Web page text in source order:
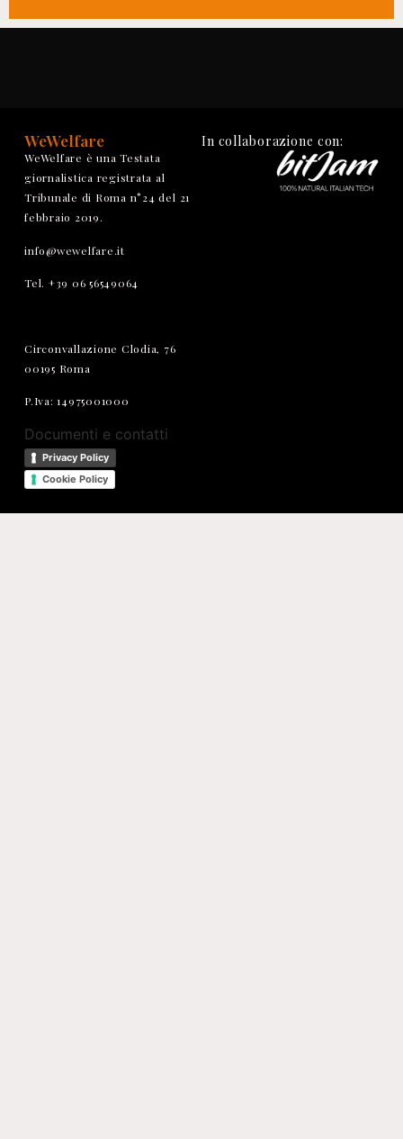
WeWelfare
WeWelfare è una Testata
giornalistica registrata al
Tribunale di Roma n°24 del 21
febbraio 2019.
info@wewelfare.it
Tel. +39 06 56549064
Circonvallazione Clodia, 76
00195 Roma
P.Iva: 14975001000
Documenti e contatti
Privacy Policy
Cookie Policy
In collaborazione con: